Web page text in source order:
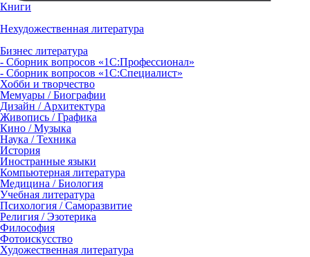
Книги
Нехудожественная литература
Бизнес литература
- Сборник вопросов «1С:Профессионал»
- Сборник вопросов «1С:Специалист»
Хобби и творчество
Мемуары / Биографии
Дизайн / Архитектура
Живопись / Графика
Кино / Музыка
Наука / Техника
История
Иностранные языки
Компьютерная литература
Медицина / Биология
Учебная литература
Психология / Саморазвитие
Религия / Эзотерика
Философия
Фотоискусство
Художественная литература